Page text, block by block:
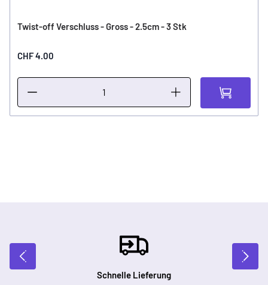
Twist-off Verschluss - Gross - 2.5cm - 3 Stk
CHF 4.00
Schnelle Lieferung